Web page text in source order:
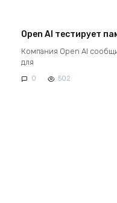
Open AI тестирует
Компания Open AI
для
0 502